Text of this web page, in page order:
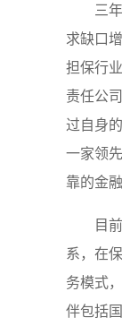
三
求缺口
担保行
责任公
过自身
一家领
靠的金融
目
系，在
务模式
伴包括